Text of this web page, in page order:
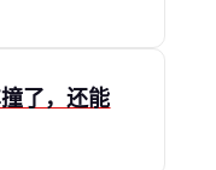
了，还能